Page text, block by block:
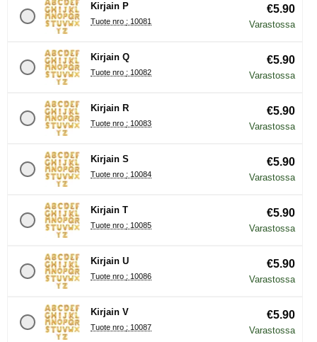
Kirjain P
Tuote nro : 10081
€5.90
Varastossa
Kirjain Q
Tuote nro : 10082
€5.90
Varastossa
Kirjain R
Tuote nro : 10083
€5.90
Varastossa
Kirjain S
Tuote nro : 10084
€5.90
Varastossa
Kirjain T
Tuote nro : 10085
€5.90
Varastossa
Kirjain U
Tuote nro : 10086
€5.90
Varastossa
Kirjain V
Tuote nro : 10087
€5.90
Varastossa